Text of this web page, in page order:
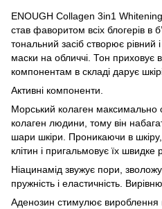
ENOUGH Collagen 3in1
став фаворитом всіх блогерів в
тональний засіб створює
маски на обличчі. Тон приховує
компонентам в складі дарує шкірі
Активні компоненти.
Морський колаген максимально
колаген людини, тому він
шари шкіри. Проникаючи в
клітин і пригальмовує їх швидке
Ніацинамід звужує пори,
пружність і еластичність.
Аденозин стимулює вироблення